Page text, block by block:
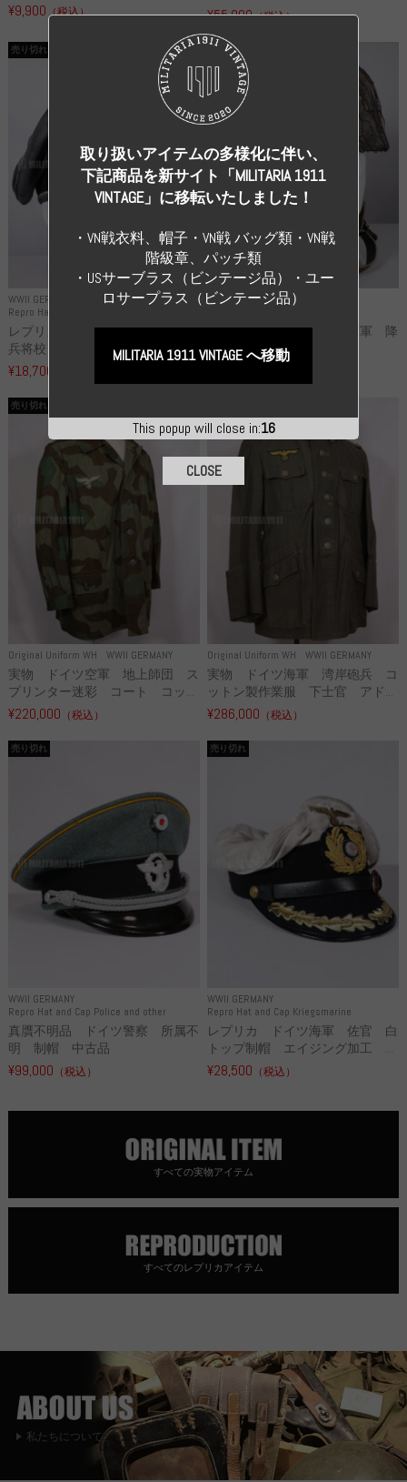
¥9,900 （税込） ¥55,000（税込）
WWII GERMANY
Repro Hat and Cap SS and WSS
売り切れ
レプリカ 武装親衛隊 WSS 歩
兵将校 クラッシュキャップ ...
¥18,700
WWII GERMANY
売り切れ
高品質レプリカ ドイツ空軍 降
下猟兵 ヘルメット
Original Uniform WH WWII GERMANY
売り切れ
実物 ドイツ空軍 地上師団 ス
プリンター迷彩 コート コッ...
¥220,000 （税込）
Original Uniform WH WWII GERMANY
実物 ドイツ海軍 湾岸砲兵 コ
ットン製作業服 下士官 アド...
¥286,000 （税込）
WWII GERMANY
Repro Hat and Cap Police and other
売り切れ
真贋不明品 ドイツ警察 所属不
明 制帽 中古品
¥99,000 （税込）
WWII GERMANY
Repro Hat and Cap Kriegsmarine
売り切れ
レプリカ ドイツ海軍 佐官 白
トップ制帽 エイジング加工 ...
¥28,500 （税込）
すべての実物アイテム
すべてのレプリカアイテム
私たちについて
This popup will close in:15
取り扱いアイテムの多様化に伴い、
下記商品を新サイト「MILITARIA 1911
VINTAGE」に移転いたしました！
・VN戦衣料、帽子・VN戦 バッグ類・VN戦
階級章、パッチ類
・USサーブラス（ビンテージ品）・ユー
ロサープラス（ビンテージ品）
MILITARIA 1911 VINTAGE へ移動
CLOSE